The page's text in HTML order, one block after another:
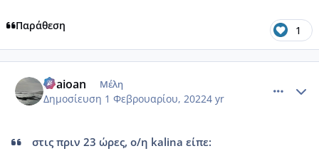
Παράθεση 1
evaioan Μέλη
Δημοσίευση 1 Φεβρουαρίου, 20224 yr
στις πριν 23 ώρες, ο/η kalina είπε: